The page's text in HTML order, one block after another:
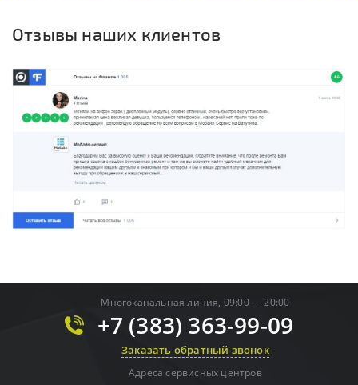
Отзывы наших клиентов
Многоканальная линия, 09:00 — 20:00
+7 (383) 363-99-09
Заказать обратный звонок
Адреса сервисных центров